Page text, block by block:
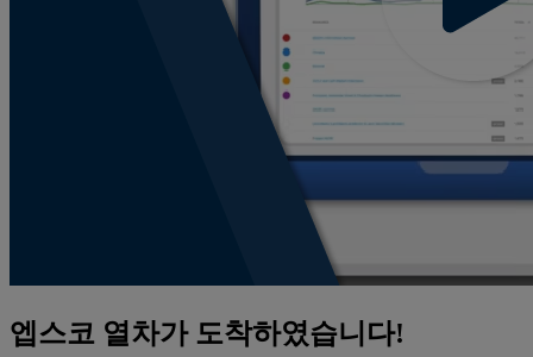
엡스코 열차가 도착하였습니다!